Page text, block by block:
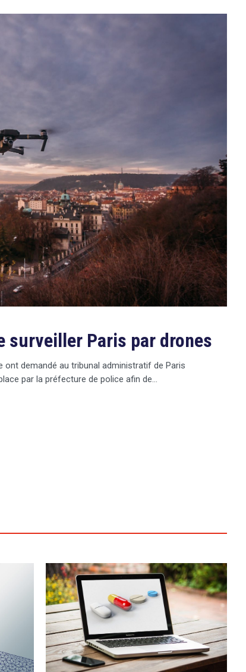
surveiller Paris par drones
ont demandé au tribunal administratif de Paris
par la préfecture de police afin de…